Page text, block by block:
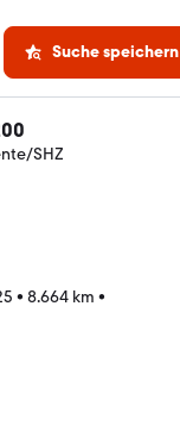
Suche speichern
SHZ
• 8.664 km •